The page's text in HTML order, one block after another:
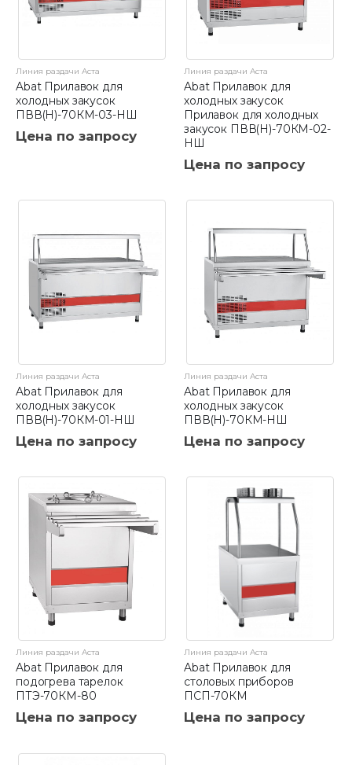
Линия раздачи Аста
Abat Прилавок для
холодных закусок
ПВВ(Н)-70КМ-03-НШ
Цена по запросу
Линия раздачи Аста
Abat Прилавок для
холодных закусок
Прилавок для холодных
закусок ПВВ(Н)-70КМ-02-
НШ
Цена по запросу
Линия раздачи Аста
Abat Прилавок для
холодных закусок
ПВВ(Н)-70КМ-01-НШ
Цена по запросу
Линия раздачи Аста
Abat Прилавок для
холодных закусок
ПВВ(Н)-70КМ-НШ
Цена по запросу
Линия раздачи Аста
Abat Прилавок для
подогрева тарелок
ПТЭ-70КМ-80
Цена по запросу
Линия раздачи Аста
Abat Прилавок для
столовых приборов
ПСП-70КМ
Цена по запросу